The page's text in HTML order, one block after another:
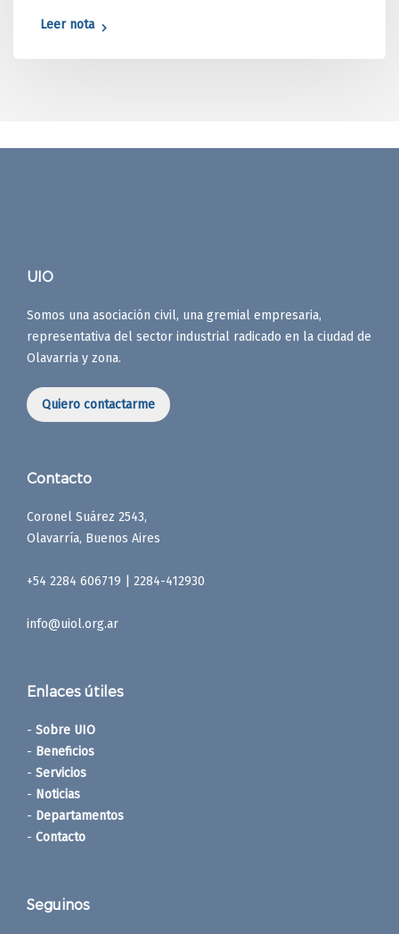
Leer nota
UIO
Somos una asociación civil, una gremial empresaria,
representativa del sector industrial radicado en la ciudad de
Olavarria y zona.
Quiero contactarme
Contacto
Coronel Suárez 2543,
Olavarría, Buenos Aires
+54 2284 606719 | 2284-412930
info@uiol.org.ar
Enlaces útiles
- Sobre UIO
- Beneficios
- Servicios
- Noticias
- Departamentos
- Contacto
Seguinos